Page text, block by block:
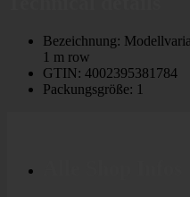
Bezeichnung:
1 m row
GTIN: 4002395381784
Packungsgröße: 1